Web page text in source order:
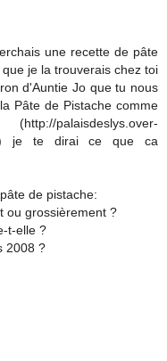
une recette de pâte
je la trouverais chez toi
d'Auntie Jo que tu nous
Pâte de Pistache comme
palaisdeslys.over-
je te dirai ce que ca
de pistache:
ou grossièrement ?
t-elle ?
2008 ?